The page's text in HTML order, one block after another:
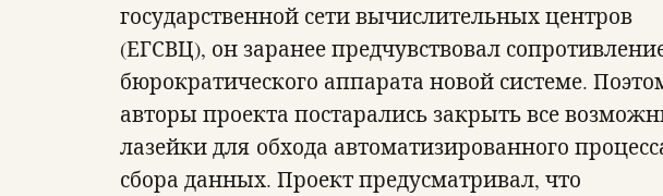
государственной сети вычислительных центров
(ЕГСВЦ), он заранее предчувствовал
бюрократического аппарата новой системе.
авторы проекта постарались закрыть все
лазейки для обхода автоматизированного
сбора данных. Проект предусматривал, что